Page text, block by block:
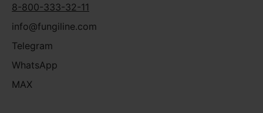
8-800-333-32-11
info@fungiline.com
Telegram
WhatsApp
MAX